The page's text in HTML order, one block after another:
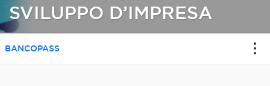
SVILUPPO D’IMPRESA
BANCOPASS